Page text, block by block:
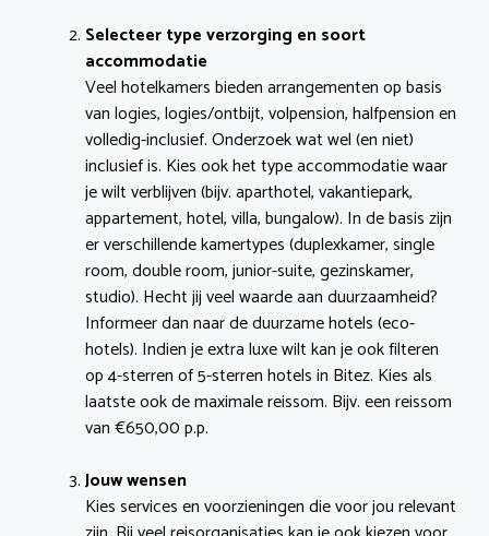
Selecteer type verzorging en soort
accommodatie
Veel hotelkamers bieden arrangementen op basis
van logies, logies/ontbijt, volpension, halfpension en
volledig-inclusief. Onderzoek wat wel (en niet)
inclusief is. Kies ook het type accommodatie waar
je wilt verblijven (bijv. aparthotel, vakantiepark,
appartement, hotel, villa, bungalow). In de basis zijn
er verschillende kamertypes (duplexkamer, single
room, double room, junior-suite, gezinskamer,
studio). Hecht jij veel waarde aan duurzaamheid?
Informeer dan naar de duurzame hotels (eco-
hotels). Indien je extra luxe wilt kan je ook filteren
op 4-sterren of 5-sterren hotels in Bitez. Kies als
laatste ook de maximale reissom. Bijv. een reissom
van €650,00 p.p.
Jouw wensen
Kies services en voorzieningen die voor jou relevant